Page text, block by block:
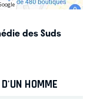
des Suds
HOMME